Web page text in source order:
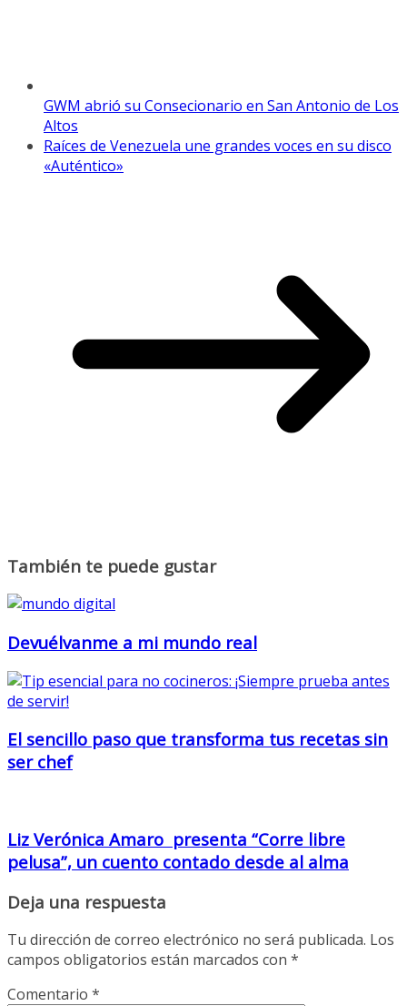
GWM abrió su Consecionario en San Antonio de Los
Altos
Raíces de Venezuela une grandes voces en su disco
«Auténtico»
También te puede gustar
Devuélvanme a mi mundo real
El sencillo paso que transforma tus recetas sin
ser chef
Liz Verónica Amaro presenta “Corre libre
pelusa”, un cuento contado desde al alma
Deja una respuesta
Tu dirección de correo electrónico no será publicada. Los
campos obligatorios están marcados con *
Comentario *